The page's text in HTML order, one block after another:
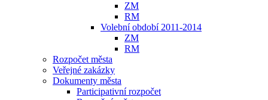
ZM
RM
Volební období 2011-2014
ZM
RM
Rozpočet města
Veřejné zakázky
Dokumenty města
Participativní rozpočet